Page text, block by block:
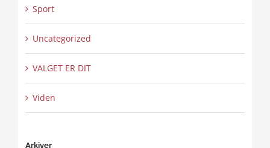
Sport
Uncategorized
VALGET ER DIT
Viden
Arkiver